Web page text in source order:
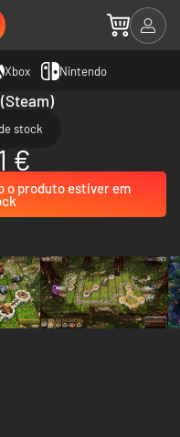
Xbox Nintendo
stock
€
o produto estiver em